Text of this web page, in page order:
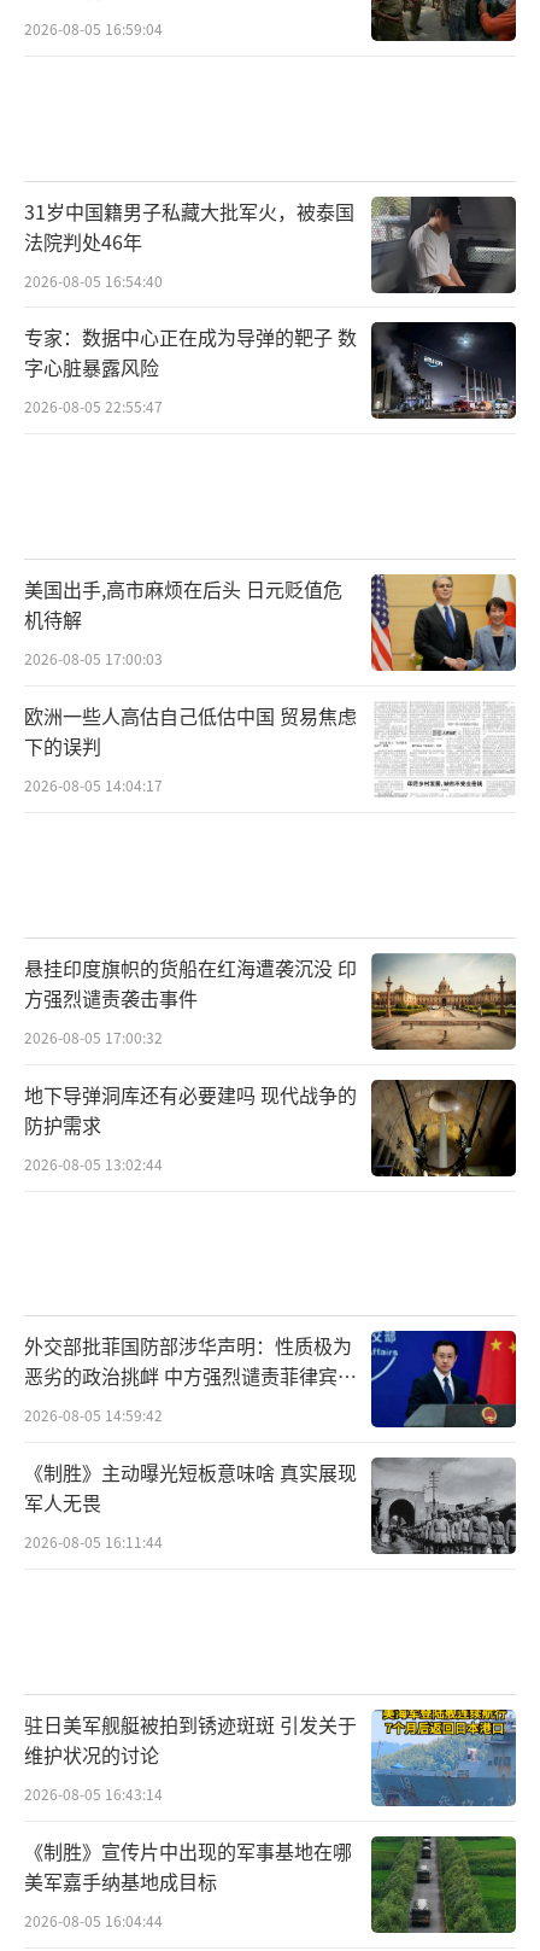
2026-08-05 16:59:04
31岁中国籍男子私藏大批军火，被泰国
法院判处46年
2026-08-05 16:54:40
专家：数据中心正在成为导弹的靶子 数
字心脏暴露风险
2026-08-05 22:55:47
美国出手,高市麻烦在后头 日元贬值危
机待解
2026-08-05 17:00:03
欧洲一些人高估自己低估中国 贸易焦虑
下的误判
2026-08-05 14:04:17
悬挂印度旗帜的货船在红海遭袭沉没 印
方强烈谴责袭击事件
2026-08-05 17:00:32
地下导弹洞库还有必要建吗 现代战争的
防护需求
2026-08-05 13:02:44
外交部批菲国防部涉华声明：性质极为
恶劣的政治挑衅 中方强烈谴责菲律宾行
为
2026-08-05 14:59:42
《制胜》主动曝光短板意味啥 真实展现
军人无畏
2026-08-05 16:11:44
驻日美军舰艇被拍到锈迹斑斑 引发关于
维护状况的讨论
2026-08-05 16:43:14
《制胜》宣传片中出现的军事基地在哪
美军嘉手纳基地成目标
2026-08-05 16:04:44